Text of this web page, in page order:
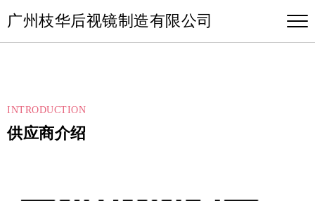
广州枝华后视镜制造有限公司
INTRODUCTION
供应商介绍